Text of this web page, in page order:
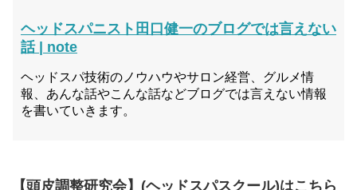
ヘッドスパニスト田口健一のブログでは言えない
話 | note
ヘッドスパ技術のノウハウやサロン経営、グルメ情
報、あんな話やこんな話などブログでは言えない情報
を書いていきます。
【頭皮調整研究会】(ヘッドスパスクール)はこちら